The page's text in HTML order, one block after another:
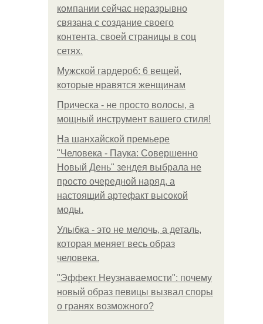
компании сейчас неразрывно
связана с создание своего
контента, своей страницы в соц
сетях.
Мужской гардероб: 6 вещей,
которые нравятся женщинам
Прическа - не просто волосы, а
мощный инструмент вашего стиля!
На шанхайской премьере
"Человека - Паука: Совершенно
Новый День" зендея выбрала не
просто очередной наряд, а
настоящий артефакт высокой
моды.
Улыбка - это не мелочь, а деталь,
которая меняет весь образ
человека.
"Эффект Неузнаваемости": почему
новый образ певицы вызвал споры
о гранях возможного?